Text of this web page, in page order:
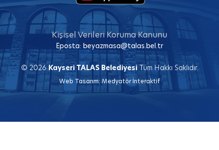
Kişisel Verileri Koruma Kanunu
Eposta: beyazmasa@talas.bel.tr
© 2026Kayseri TALAS BelediyesiTüm Hakkı Saklıdır.
Web Tasarım:Medyatör İnteraktif